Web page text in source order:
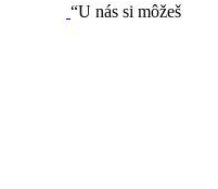
“U nás si môžeš